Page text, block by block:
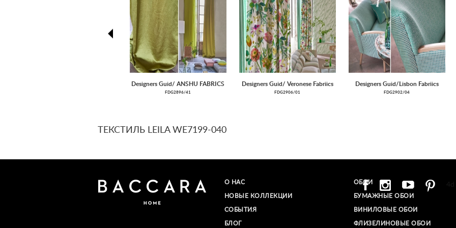
Designers Guid/ ANSHU FABRICS
FDG2896/41
Designers Guid/ Veronese Fabriics
FDG2906/01
Designers Guid/Lisbon Fabriics
FDG2902/04
ТЕКСТИЛЬ LEILA WE7199-040
О НАС
НОВЫЕ КОЛЛЕКЦИИ
СОБЫТИЯ
БЛОГ
ОБОИ
БУМАЖНЫЕ ОБОИ
ВИНИЛОВЫЕ ОБОИ​
ФЛИЗЕЛИНОВЫЕ ОБОИ